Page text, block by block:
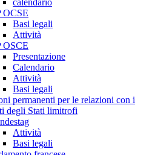
calendario
OCSE
Basi legali
Attività
OSCE
Presentazione
Calendario
Attività
Basi legali
permanenti per le relazioni con i
degli Stati limitrofi
Attività
Basi legali